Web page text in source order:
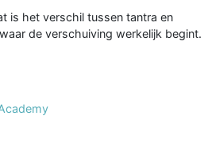
is het verschil tussen tantra en
de verschuiving werkelijk begint.